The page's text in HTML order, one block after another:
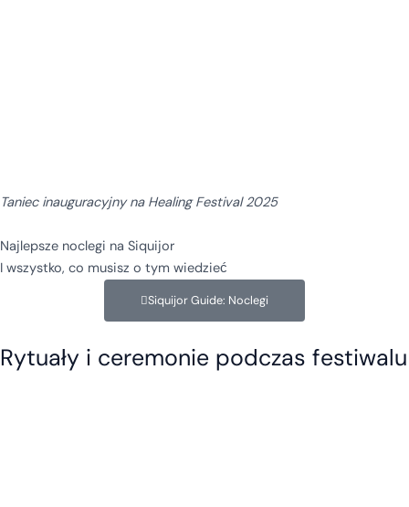
Taniec inauguracyjny na Healing Festival 2025
Najlepsze noclegi na Siquijor
I wszystko, co musisz o tym wiedzieć
Siquijor Guide: Noclegi
Rytuały i ceremonie podczas festiwalu